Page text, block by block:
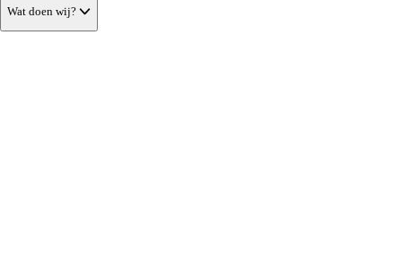
Wat doen wij?